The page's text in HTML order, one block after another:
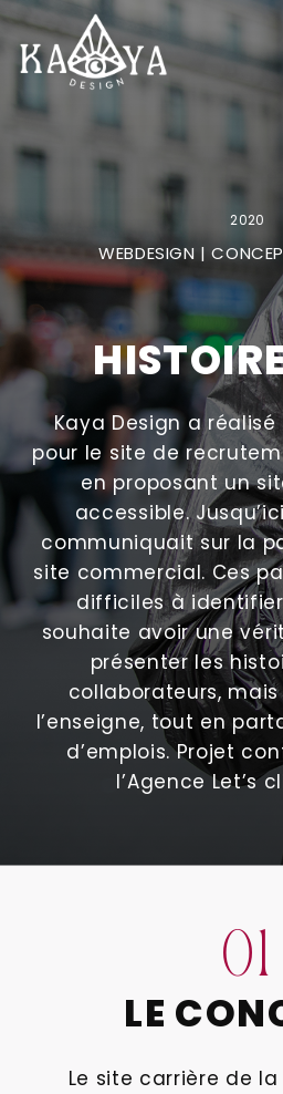
Skip
to
main
content
2020
WEBDESIGN |
Kaya Design a
pour le site de
en proposant un
accessible.
communiquait sur la
site commercial. Ces
difficiles à
souhaite avoir une
présenter les
collaborateurs,
l’enseigne, tout en
d’emplois. Projet
l’Agence Let’s
01
LE
Le site carrière de